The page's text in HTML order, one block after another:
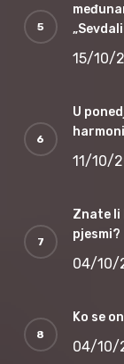
15/10/
U
11/10/
Znate li
pjesmi?
04/10/
Ko se
04/10/